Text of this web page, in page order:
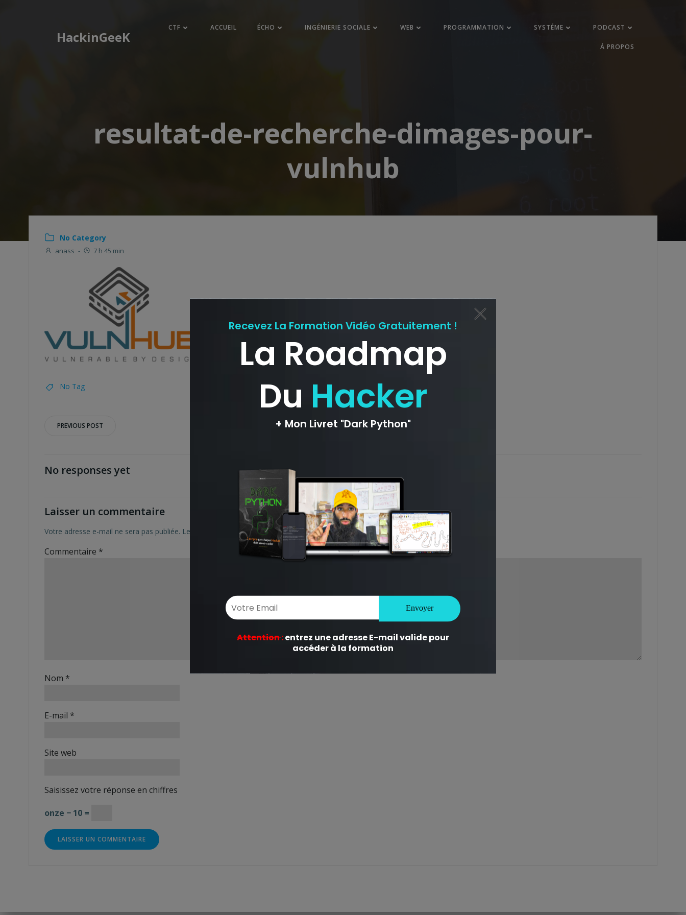
HackinGeeK
CTF ACCUEIL ÉCHO INGÉNIERIE SOCIALE WEB PROGRAMMATION SYSTÉME PODCAST
Á PROPOS
resultat-de-recherche-dimages-pour-
vulnhub
No Category
anass - 7 h 45 min
No Tag
Post
PREVIOUS POST
No responses yet
Laisser un commentaire
Votre adresse e-mail ne sera pas publiée. Les champs obligatoires sont indiqués avec*
Commentaire *
Nom *
E-mail *
Site web
Saisissez votre réponse en chiffres
onze − 10 =